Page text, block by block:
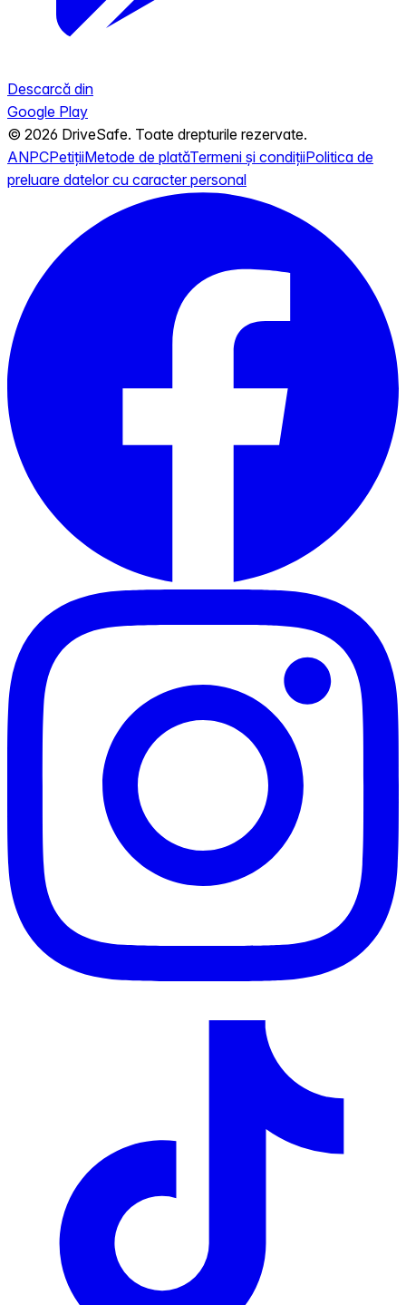
Descarcă din
Google Play
© 2026 DriveSafe. Toate drepturile rezervate.
ANPCPetițiiMetode de platăTermeni și condițiiPolitica de
preluare datelor cu caracter personal